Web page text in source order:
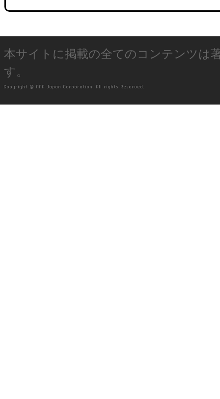
本サイトに掲載の全てのコンテンツは
す。